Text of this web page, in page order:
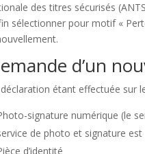
des titres sécurisés
sélectionner pour motif «
d’un
étant effectuée sur
signature numérique (le
de photo et signature est
d’identité